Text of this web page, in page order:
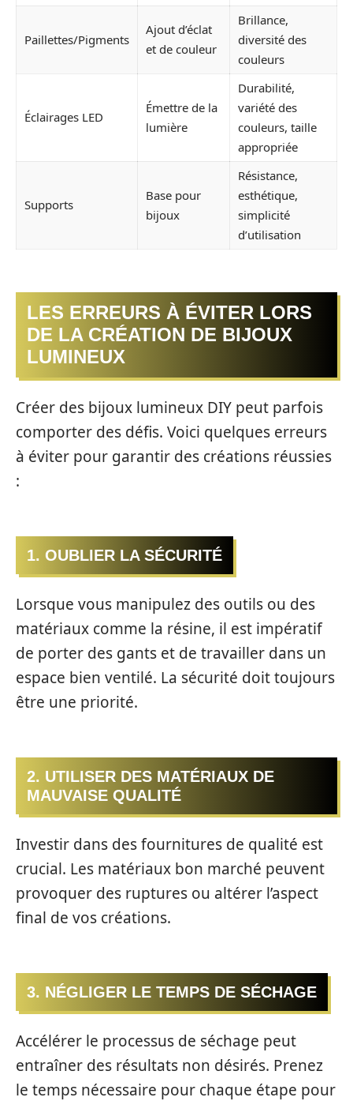
Paillettes/Pigments
Ajout d’éclat
et de couleur
Brillance,
diversité des
couleurs
Éclairages LED
Émettre de la
lumière
Durabilité,
variété des
couleurs, taille
appropriée
Supports
Base pour
bijoux
Résistance,
esthétique,
simplicité
d’utilisation
LES ERREURS À ÉVITER LORS
DE LA CRÉATION DE BIJOUX
LUMINEUX
Créer des bijoux lumineux DIY peut parfois
comporter des défis. Voici quelques erreurs
à éviter pour garantir des créations réussies
:
1. OUBLIER LA SÉCURITÉ
Lorsque vous manipulez des outils ou des
matériaux comme la résine, il est impératif
de porter des gants et de travailler dans un
espace bien ventilé. La sécurité doit toujours
être une priorité.
2. UTILISER DES MATÉRIAUX DE
MAUVAISE QUALITÉ
Investir dans des fournitures de qualité est
crucial. Les matériaux bon marché peuvent
provoquer des ruptures ou altérer l’aspect
final de vos créations.
3. NÉGLIGER LE TEMPS DE SÉCHAGE
Accélérer le processus de séchage peut
entraîner des résultats non désirés. Prenez
le temps nécessaire pour chaque étape pour